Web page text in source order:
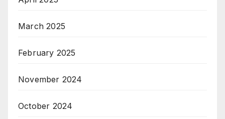
March 2025
February 2025
November 2024
October 2024